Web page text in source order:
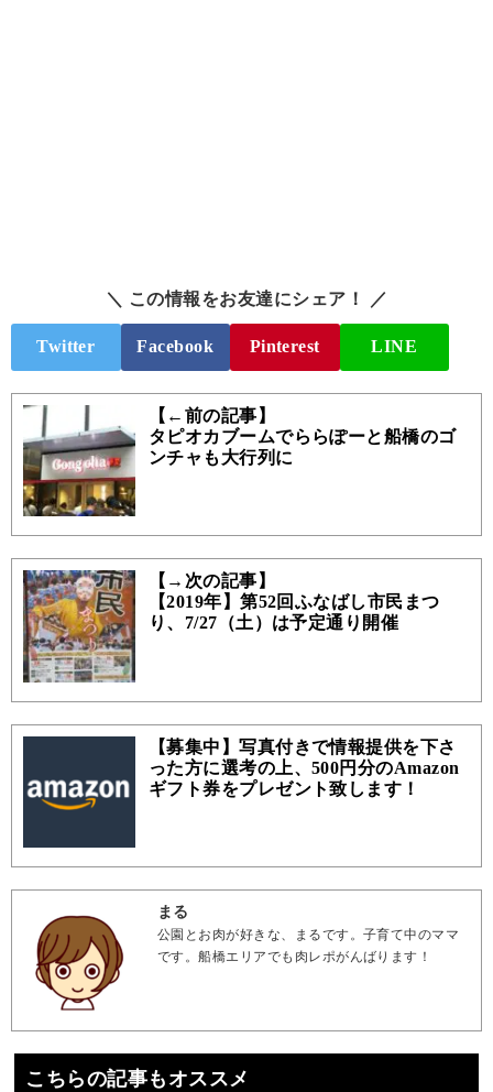
＼ この情報をお友達にシェア！ ／
Twitter Facebook Pinterest LINE
【←前の記事】
タピオカブームでららぽーと船橋のゴ
ンチャも大行列に
【→次の記事】
【2019年】第52回ふなばし市民まつ
り、7/27（土）は予定通り開催
【募集中】写真付きで情報提供を下さ
った方に選考の上、500円分のAmazon
ギフト券をプレゼント致します！
まる
公園とお肉が好きな、まるです。子育て中のママ
です。船橋エリアでも肉レポがんばります！
こちらの記事もオススメ